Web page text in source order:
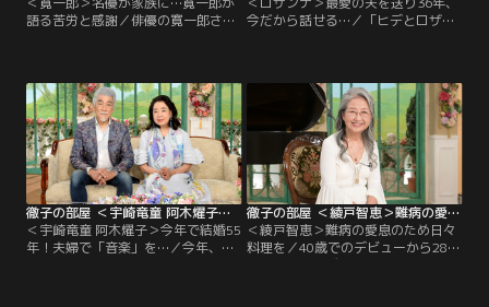
語る苦労と感謝／俳優の寛一郎さん
少期の家族の団らんは、映画やドラ
マを父と一緒に見ること！父の作品
を見て感想を求められた役者家系な
らではの環境を告白！また、父と比
較され役者になることへの反発か
ら…。
今だから話せる…／「ヒデとロザン
に夫となったヒデさんが亡くなり36
年。生前からモテモテだった夫。そ
れは亡くなった後も続き、お墓には
意味深な花束が供えてあったそう。
10代の頃より恋しいヒデさんを思い
夜な夜な涙したと告白。
徹子の部屋 ＜宇崎竜童 阿木燿子＞今年で結婚55年！夫婦で「音楽」を…（2026/07/03放送分）
＜宇崎竜童 阿木燿子＞今年で結婚55
年！夫婦で「音楽」を…／今年、結
徹子の部屋 ＜綾戸智恵＞難病の愛息のため日々料理を（2026/07/02放送分）
＜綾戸智恵＞難病の愛息のため日々
料理を／40歳でのデビューから28年
を迎えたジャズシンガー、綾戸智恵